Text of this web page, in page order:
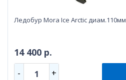
Ледобур Mora Ice Arctic диам.110мм
14 400 р.
- 1 +